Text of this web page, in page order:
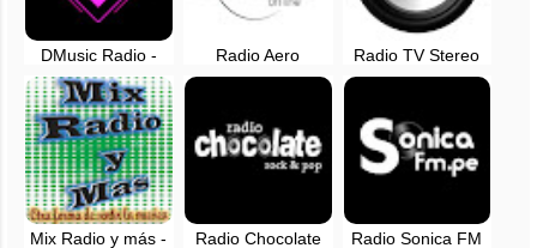
DMusic Radio -
Viena, Austria -
Online
Radio Aero
Estereo en vivo -
94.3 FM - Arequipa
Radio TV Stereo
Retro - EN VIVO
Mix Radio y más -
Radio Chocolate
Radio Sonica FM